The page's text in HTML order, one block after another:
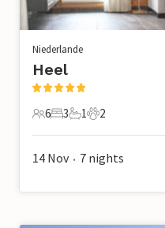
Niederlande
Heel
6 Gäste
6
3 Schlafzimmer
3
1 Badezimmer
1
2 Haustiere
2
14 Nov • 7 nights